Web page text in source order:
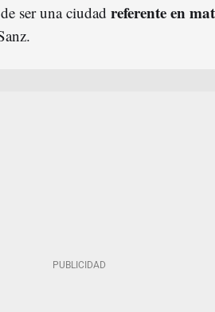
ser una ciudad referente en